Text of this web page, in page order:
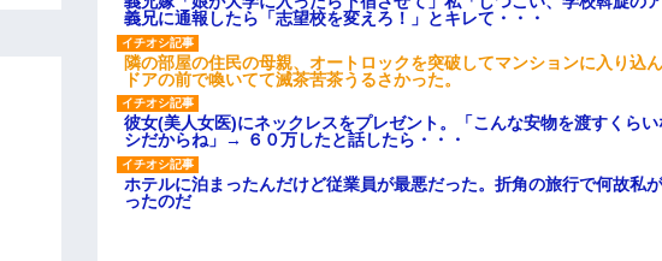
義兄に通報したら「志望校を変えろ！」とキレて・・・
隣の部屋の住民の母親、オートロックを突破してマンションに入り込
ドアの前で喚いてて滅茶苦茶うるさかった。
彼女(美人女医)にネックレスをプレゼント。「こんな安物を渡すくら
シだからね」→ ６０万したと話したら・・・
ホテルに泊まったんだけど従業員が最悪だった。折角の旅行で何故私
ったのだ